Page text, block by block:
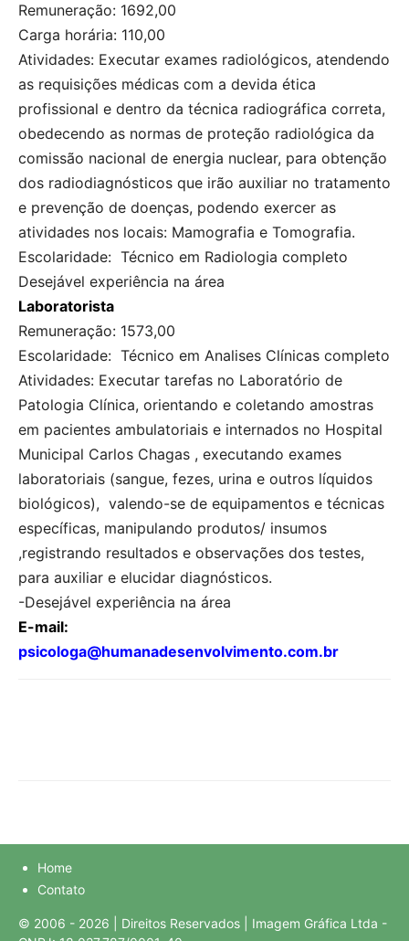
Remuneração: 1692,00
Carga horária: 110,00
Atividades: Executar exames radiológicos, atendendo
as requisições médicas com a devida ética
profissional e dentro da técnica radiográfica correta,
obedecendo as normas de proteção radiológica da
comissão nacional de energia nuclear, para obtenção
dos radiodiagnósticos que irão auxiliar no tratamento
e prevenção de doenças, podendo exercer as
atividades nos locais: Mamografia e Tomografia.
Escolaridade: Técnico em Radiologia completo
Desejável experiência na área
Laboratorista
Remuneração: 1573,00
Escolaridade: Técnico em Analises Clínicas completo
Atividades: Executar tarefas no Laboratório de
Patologia Clínica, orientando e coletando amostras
em pacientes ambulatoriais e internados no Hospital
Municipal Carlos Chagas , executando exames
laboratoriais (sangue, fezes, urina e outros líquidos
biológicos), valendo-se de equipamentos e técnicas
específicas, manipulando produtos/ insumos
,registrando resultados e observações dos testes,
para auxiliar e elucidar diagnósticos.
-Desejável experiência na área
E-mail:
psicologa@humanadesenvolvimento.com.br
Home
Contato
© 2006 - 2026 | Direitos Reservados | Imagem Gráfica Ltda -